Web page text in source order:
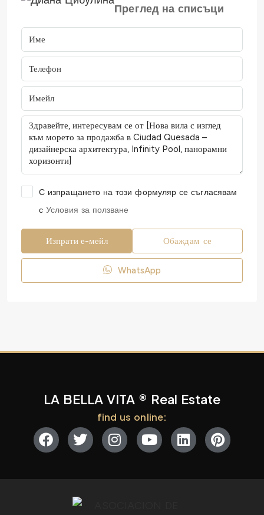
Преглед на списъци
С изпращането на този формуляр се съгласявам
с Условия за ползване
Изпрати е-мейл Обаждам се
WhatsApp
LA BELLA VITA ® Real Estate
find us online: